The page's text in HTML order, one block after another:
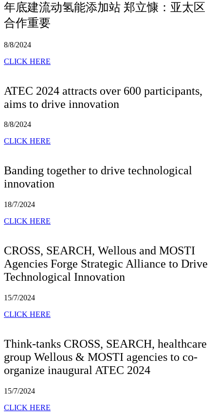
年底建流动氢能添加站 郑立慷：亚太区
合作重要
8/8/2024
CLICK HERE
ATEC 2024 attracts over 600 participants,
aims to drive innovation
8/8/2024
CLICK HERE
Banding together to drive technological
innovation
18/7/2024
CLICK HERE
CROSS, SEARCH, Wellous and MOSTI
Agencies Forge Strategic Alliance to Drive
Technological Innovation
15/7/2024
CLICK HERE
Think-tanks CROSS, SEARCH, healthcare
group Wellous & MOSTI agencies to co-
organize inaugural ATEC 2024
15/7/2024
CLICK HERE